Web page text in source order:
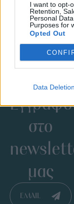
I want to opt-
Retention,
Personal
Purposes for
Opted Out
Data Deletion
στο
μας
EMAIL